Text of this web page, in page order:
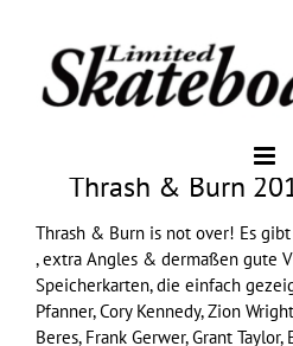
Thrash & Burn
Thrash & Burn is not over! Es
, extra Angles & dermaßen gute
Speicherkarten, die einfach
Pfanner, Cory Kennedy, Zion
Beres, Frank Gerwer, Grant